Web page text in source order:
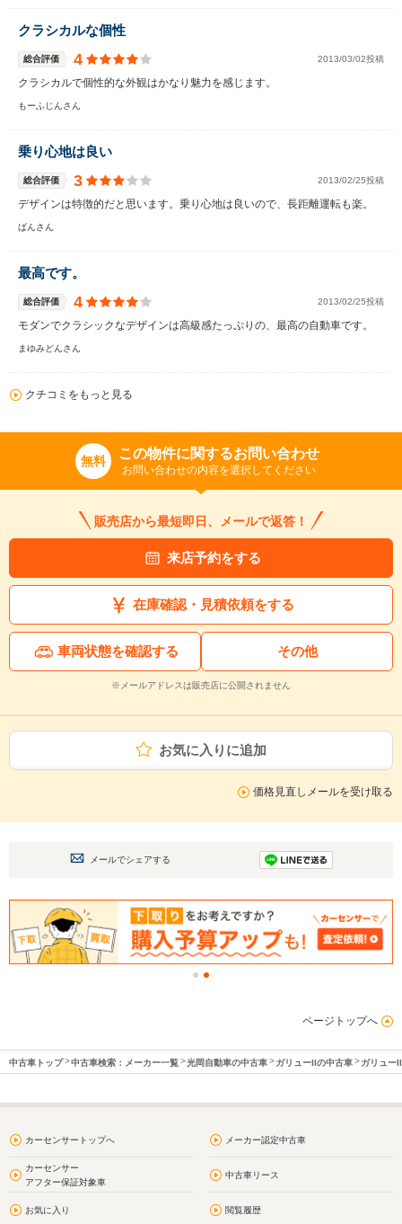
クラシカルな個性
総合評価 4 2013/03/02投稿
クラシカルで個性的な外観はかなり魅力を感じます。
もーふじんさん
乗り心地は良い
総合評価 3 2013/02/25投稿
デザインは特徴的だと思います。乗り心地は良いので、長距離運転も楽。
ばんさん
最高です。
総合評価 4 2013/02/25投稿
モダンでクラシックなデザインは高級感たっぷりの、最高の自動車です。
まゆみどんさん
クチコミをもっと見る
無料 この物件に関するお問い合わせ
お問い合わせの内容を選択してください
販売店から最短即日、メールで返答！
来店予約をする
在庫確認・見積依頼をする
車両状態を確認する その他
※メールアドレスは販売店に公開されません
お気に入りに追加
価格見直しメールを受け取る
メールでシェアする
ページトップへ
中古車トップ 中古車検索：メーカー一覧 光岡自動車の中古車 ガリューIIの中古車 ガリュー
カーセンサートップへ メーカー認定中古車
カーセンサー
アフター保証対象車
中古車リース
お気に入り 閲覧履歴